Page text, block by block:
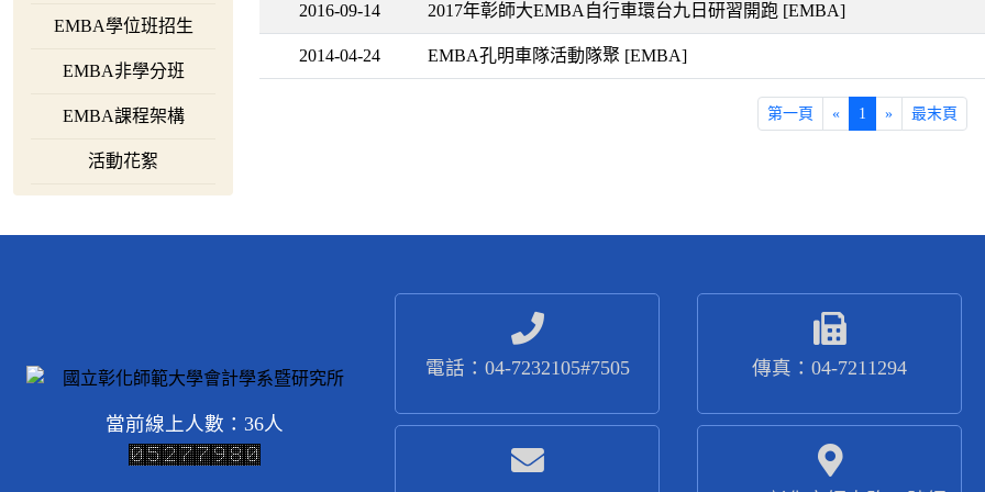
EMBA學位班招生
EMBA非學分班
EMBA課程架構
活動花絮
2016-09-14 2017年彰師大EMBA自行車環台九日研習開跑 [EMBA]
2014-04-24 EMBA孔明車隊活動隊聚 [EMBA]
第一頁 « 1 » 最末頁
當前線上人數：36人
電話：04-7232105#7505 傳真：04-7211294